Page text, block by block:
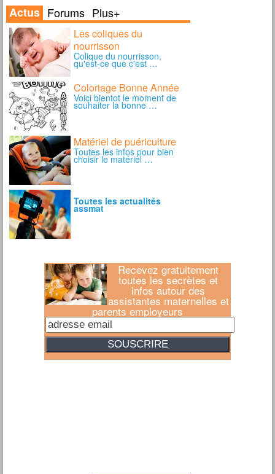
Recevez gratuitement
toutes les secrètes et
infos autour des
assistantes maternelles et
parents employeurs